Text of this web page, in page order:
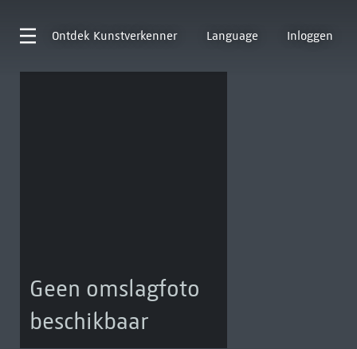
Ontdek Kunstverkenner Language Inloggen
Geen omslagfoto
beschikbaar